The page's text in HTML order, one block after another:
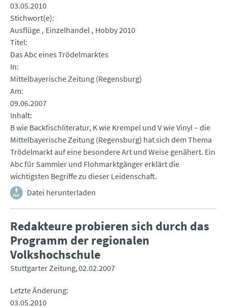
03.05.2010
Stichwort(e)
Ausflüge Einzelhandel Hobby 2010
Titel
Das Abc eines Trödelmarktes
In
Mittelbayerische Zeitung (Regensburg)
Am
09.06.2007
Inhalt
B wie Backfischliteratur, K wie Krempel und V wie Vinyl – die
Mittelbayerische Zeitung (Regensburg) hat sich dem Thema
Trödelmarkt auf eine besondere Art und Weise genähert. Ein
Abc für Sammler und Flohmarktgänger erklärt die
wichtigsten Begriffe zu dieser Leidenschaft.
Datei herunterladen
Redakteure probieren sich durch das
Programm der regionalen
Volkshochschule
Stuttgarter Zeitung 02.02.2007
Letzte Änderung
03.05.2010